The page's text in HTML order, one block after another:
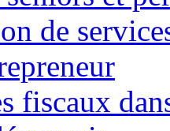
de
fiscaux